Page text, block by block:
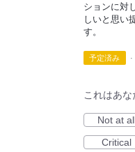
ションに対
しいと思い
す。
予定済み ·
これはあ
Not at
Critical